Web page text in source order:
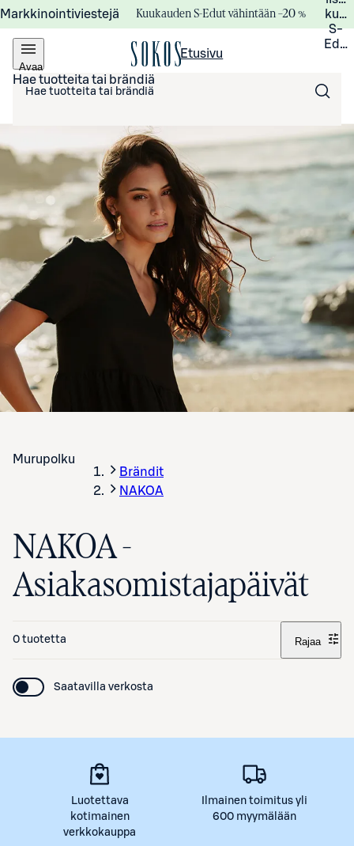
Markkinointiviestejä Kuukauden S-Edut vähintään –20 %
S-
Avaa
valikko
Etusivu
Hae tuotteita tai brändiä
Murupolku
Brändit
NAKOA
NAKOA -
Asiakasomistajapäivät
0 tuotetta Rajaa
Saatavilla verkosta
Luotettava
kotimainen
verkkokauppa
Ilmainen toimitus yli
600 myymälään